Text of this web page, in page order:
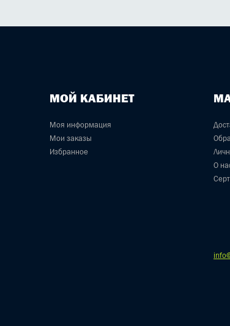
МОЙ КАБИНЕТ
Моя информация
Мои заказы
Избранное
О